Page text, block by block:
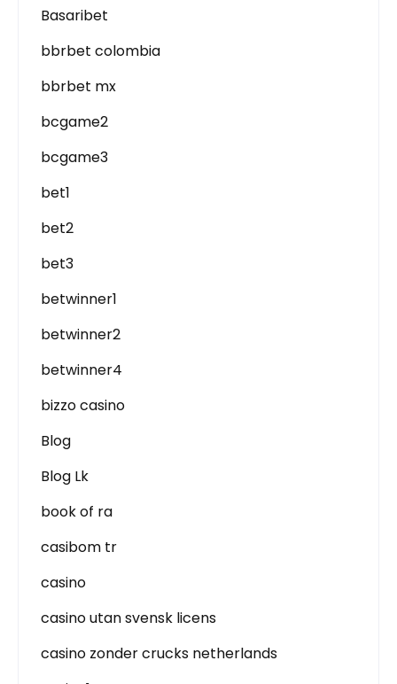
Basaribet
bbrbet colombia
bbrbet mx
bcgame2
bcgame3
bet1
bet2
bet3
betwinner1
betwinner2
betwinner4
bizzo casino
Blog
Blog Lk
book of ra
casibom tr
casino
casino utan svensk licens
casino zonder crucks netherlands